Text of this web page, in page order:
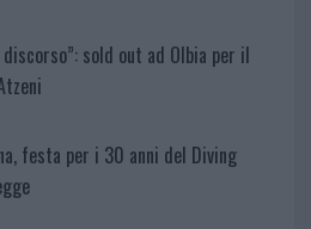
sold out ad Olbia per il
festa per i 30 anni del Diving